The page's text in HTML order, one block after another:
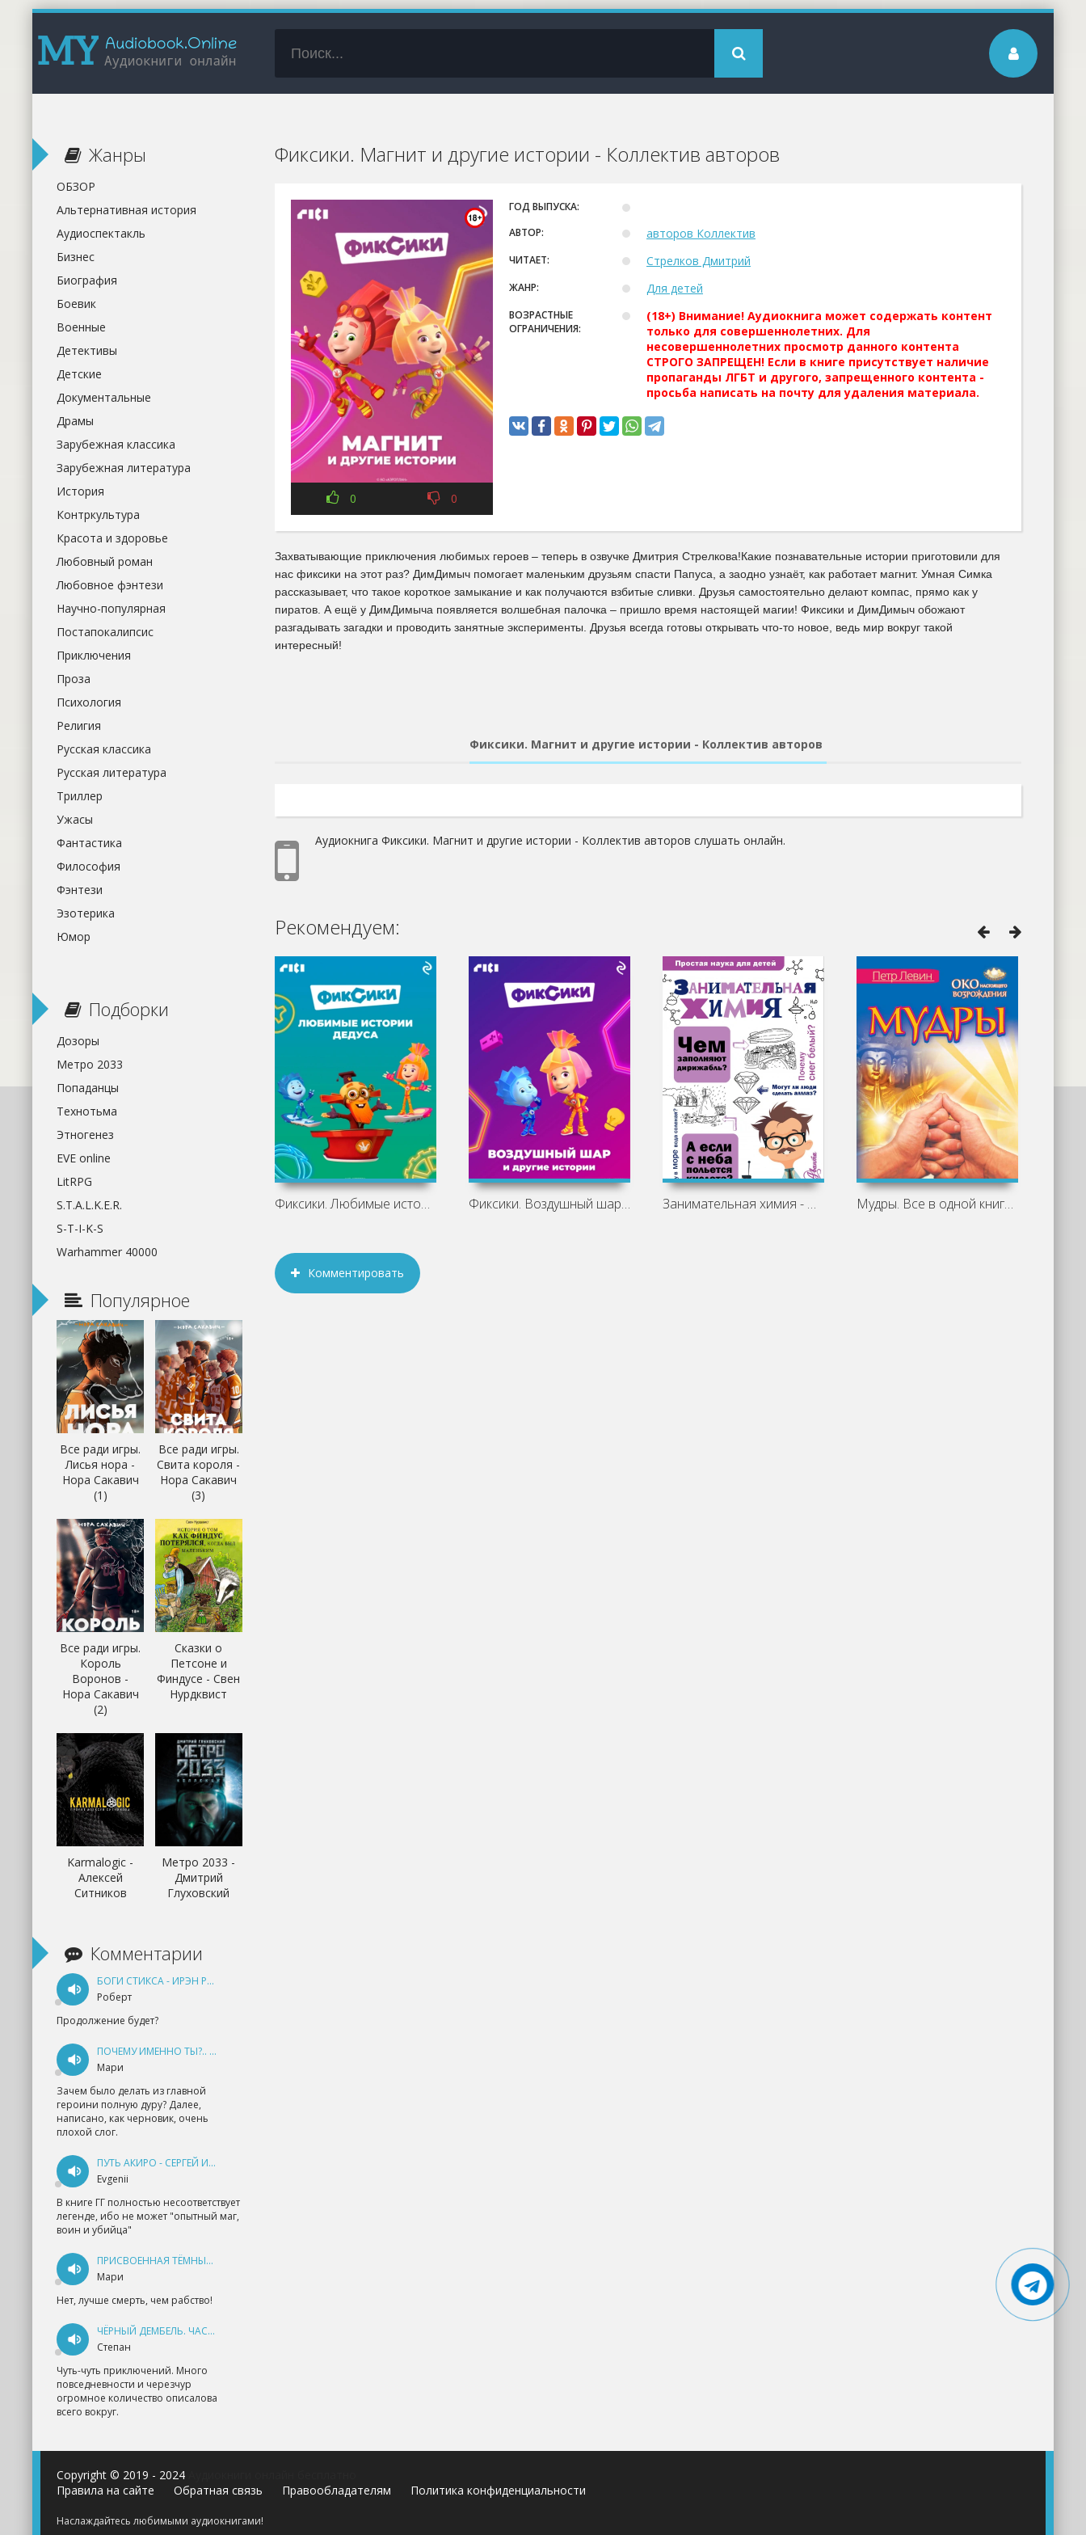
Фиксики. Магнит и другие истории - Коллектив авторов
0 0
ГОД ВЫПУСКА:
АВТОР:
авторов Коллектив
ЧИТАЕТ: Стрелков Дмитрий
ЖАНР: Для детей
ВОЗРАСТНЫЕ
ОГРАНИЧЕНИЯ:
(18+) Внимание! Аудиокнига может содержать контент
только для совершеннолетних. Для
несовершеннолетних просмотр данного контента
СТРОГО ЗАПРЕЩЕН! Если в книге присутствует наличие
пропаганды ЛГБТ и другого, запрещенного контента -
просьба написать на почту для удаления материала.
Захватывающие приключения любимых героев – теперь в озвучке Дмитрия Стрелкова!Какие познавательные истории приготовили для
нас фиксики на этот раз? ДимДимыч помогает маленьким друзьям спасти Папуса, а заодно узнаёт, как работает магнит. Умная Симка
рассказывает, что такое короткое замыкание и как получаются взбитые сливки. Друзья самостоятельно делают компас, прямо как у
пиратов. А ещё у ДимДимыча появляется волшебная палочка – пришло время настоящей магии! Фиксики и ДимДимыч обожают
разгадывать загадки и проводить занятные эксперименты. Друзья всегда готовы открывать что-то новое, ведь мир вокруг такой
интересный!
Фиксики. Магнит и другие истории - Коллектив авторов
Аудиокнига Фиксики. Магнит и другие истории - Коллектив авторов слушать онлайн.
Рекомендуем:
Фиксики. Любимые истории Дедуса - Фиксики. Воздушный шар и другие истории Занимательная химия - Людмила Савина Мудры. Все в одной книге. Исполни любое
Комментировать
Жанры
ОБЗОР
Альтернативная история
Аудиоспектакль
Бизнес
Биография
Боевик
Военные
Детективы
Детские
Документальные
Драмы
Зарубежная классика
Зарубежная литература
История
Контркультура
Красота и здоровье
Любовный роман
Любовное фэнтези
Научно-популярная
Постапокалипсис
Приключения
Проза
Психология
Религия
Русская классика
Русская литература
Триллер
Ужасы
Фантастика
Философия
Фэнтези
Эзотерика
Юмор
Подборки
Дозоры
Метро 2033
Попаданцы
Технотьма
Этногенез
EVE online
LitRPG
S.T.A.L.K.E.R.
S-T-I-K-S
Warhammer 40000
Популярное
Все ради игры.
Лисья нора -
Нора Сакавич
(1)
Все ради игры.
Свита короля -
Нора Сакавич
(3)
Все ради игры.
Король
Воронов -
Нора Сакавич
(2)
Сказки о
Петсоне и
Финдусе - Свен
Нурдквист
Karmalogic -
Алексей
Ситников
Метро 2033 -
Дмитрий
Глуховский
Комментарии
БОГИ СТИКСА - ИРЭН РУДКЕВИЧ
Роберт
Продолжение будет?
ПОЧЕМУ ИМЕННО ТЫ?.. КНИГА 1 - ЕКАТЕРИНА ЮДИНА
Мари
Зачем было делать из главной
героини полную дуру? Далее,
написано, как черновик, очень
плохой слог.
ПУТЬ АКИРО - СЕРГЕЙ ИЗМАЙЛОВ
Evgenii
В книге ГГ полностью несоответствует
легенде, ибо не может "опытный маг,
воин и убийца"
ПРИСВОЕННАЯ ТЁМНЫМ. ПРОКЛЯТАЯ ЛЮБОВЬ - АННА ГЕРР
Мари
Нет, лучше смерть, чем рабство!
ЧЁРНЫЙ ДЕМБЕЛЬ. ЧАСТЬ 1 - АНДРЕЙ ФЕДИН
Степан
Чуть-чуть приключений. Много
повседневности и черезчур
огромное количество описалова
всего вокруг.
Copyright © 2019 - 2024
Правила на сайте
Обратная связь Правообладателям Политика конфиденциальности
Наслаждайтесь любимыми аудиокнигами!